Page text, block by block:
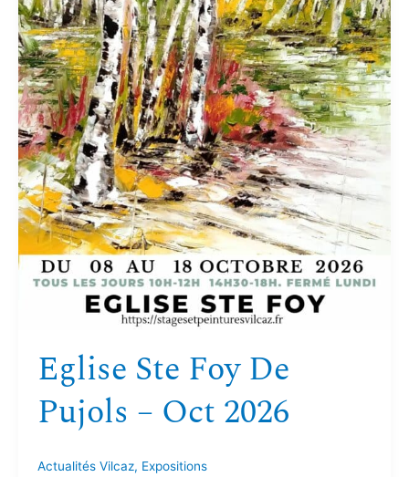
Eglise Ste Foy De
Pujols – Oct 2026
Actualités Vilcaz, Expositions